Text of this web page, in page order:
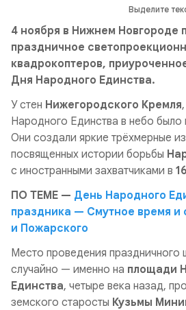
Выделите
4 ноября в Нижнем Новгороде
праздничное
квадрокоптеров,
Дня Народного Единства.
У стен Нижегородского Кремля
Народного Единства в небо
Они создали яркие трёхмерные
посвященных истории борьбы
с иностранными захватчиками в
ПО ТЕМЕ — День Народного
праздника — Смутное время и
и Пожарского
Место проведения праздничного
случайно — именно на площади
Единства, четыре века назад,
земского старосты Кузьмы